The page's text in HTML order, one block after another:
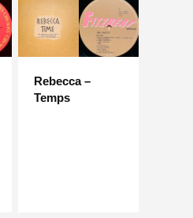
Rebecca –
Temps